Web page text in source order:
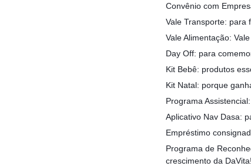
Convênio com
Vale Transporte: para
Vale Alimentação:
Day Off: para
Kit Bebê: produtos
Kit Natal: porque
Programa
Aplicativo Nav Dasa:
Empréstimo
Programa de
crescimento da DaVita!